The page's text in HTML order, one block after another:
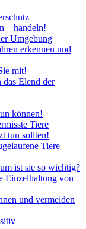
– handeln!
Umgebung
erkennen und
mit!
das Elend der
können!
Tiere
tun sollten!
Tiere
ist sie so wichtig?
Einzelhaltung von
und vermeiden